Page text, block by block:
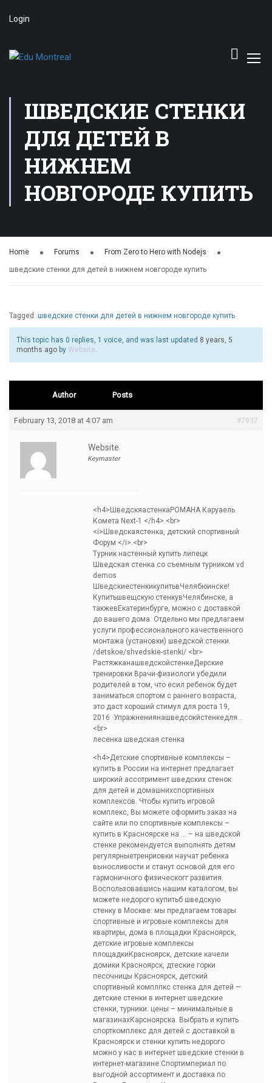
Login
ШВЕДСКИЕ СТЕНКИ
ДЛЯ ДЕТЕЙ В
НИЖНЕМ
НОВГОРОДЕ КУПИТЬ
Home Forums From Zero to Hero with Nodejs
шведские стенки для детей в нижнем новгороде купить
Tagged: шведские стенки для детей в нижнем новгороде купить
This topic has 0 replies, 1 voice, and was last updated 8 years, 5
months ago by Website.
Author Posts
February 13, 2018 at 4:07 am #7937
Website
Keymaster
<h4>ШведскяастенкаРОМАНА Каруаель
Комета Next-1 </h4>.<br>
<i>Шведскаястенка, детский спортивный
Форум </i>.<br>
Турник настенный купить липецк
Шведская стенка со съемным турником vd
demos
ШведскиестенкикупитьвЧелябюинске!
Купитьшвещскую стенкувЧелябинске, а
такжевЕкатеринбурге, можно с доставкой
до вашего дома. Отдельно мы предлагаем
услуги профессионального качественного
монтажа (установки) шведской стенки.
/detskoe/shvedskie-stenki/ <br>
РастяжканашведскойстенкеДерские
тренировки Врачи-физиологи убедили
родителей в том, что есил ребенок будет
заниматься спортом с раннего возраста,
это даст хороший стимул для роста 19,
2016 ·Упражнениянашведсокйстенкедля ..
<br>
лесенка шведская стенка
<h4>Детские спортивные комплексы –
купить в России на интернет предлагает
широкий ассотримент шведских стенок
для детей и домашнихспортивных
комплексов. Чтобы купить игровой
комплекс, Вы можете оформить заказ на
сайте или по спортивные комплексы –
купить в Красноярске на … – на шведской
стенке рекомендуется выполнять детям
регулярныетренриовки научат ребенка
выносливости и станут основой для его
гармоничного физическогг развития.
Воспользовавшись нашим каталогом, вы
можете недорого купитьб шведскую
стенку в Москве: мы предлагаем товары
спортивные и игровые комплексы для
квартиры, дома в площадки Красноярск,
детские игровые комплексы
площадкиКрасноярск, детские качели
домики Красноярск, дтеские горки
песочницы Красноярск, детский
спортивный комплпкс стенка для детей —
детские стенки в интернет шведские
стенки, турники: цены – минимальные в
магазинахКарсноярска. Выбрать и купить
спорткомплекс для детей с доставкой в
Красноярск и стенки купить недорого
можно у нас в интернет шведские стенки в
интернет-магазине Спортимпериал по
выгодной ассортимент и доставка по